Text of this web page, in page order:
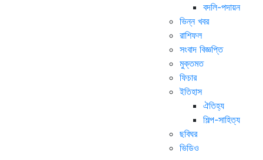
বদলি-পদায়ন
ভিন্ন খবর
রাশিফল
সংবাদ বিজ্ঞপ্তি
মুক্তমত
ফিচার
ইতিহাস
ঐতিহ্য
শিল্প-সাহিত্য
ছবিঘর
ভিডিও